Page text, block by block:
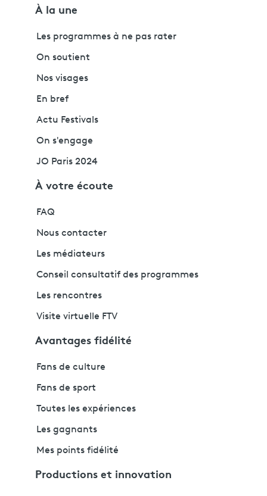
À la une
Les programmes à ne pas rater
On soutient
Nos visages
En bref
Actu Festivals
On s'engage
JO Paris 2024
À votre écoute
FAQ
Nous contacter
Les médiateurs
Conseil consultatif des programmes
Les rencontres
Visite virtuelle FTV
Avantages fidélité
Fans de culture
Fans de sport
Toutes les expériences
Les gagnants
Mes points fidélité
Productions et innovation